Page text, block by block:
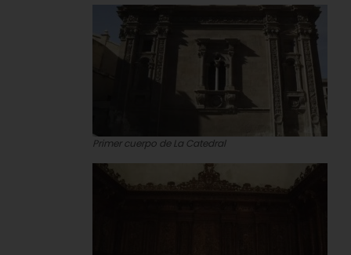
Primer cuerpo de La Catedral